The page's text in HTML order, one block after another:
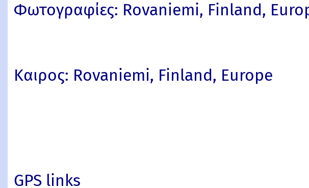
Φωτογραφίες: Rovaniemi, Finland,
Καιρος: Rovaniemi, Finland, Europe
GPS links